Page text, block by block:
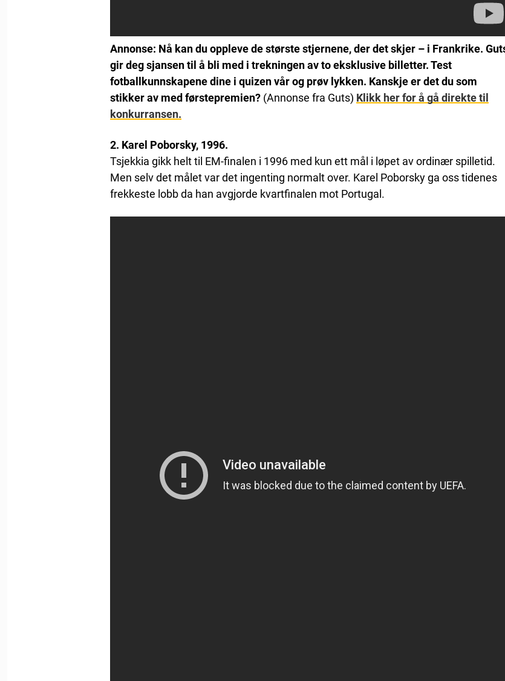
Annonse: Nå kan du oppleve de største stjernene, der det skjer – i Frankrike.
gir deg sjansen til å bli med i trekningen av to eksklusive billetter. Test
fotballkunnskapene dine i quizen vår og prøv lykken. Kanskje er det du som
stikker av med førstepremien? (Annonse fra Guts) Klikk her for å gå direkte til
konkurransen.
2. Karel Poborsky, 1996.
Tsjekkia gikk helt til EM-finalen i 1996 med kun ett mål i løpet av ordinær spilletid.
Men selv det målet var det ingenting normalt over. Karel Poborsky ga oss tidenes
frekkeste lobb da han avgjorde kvartfinalen mot Portugal.